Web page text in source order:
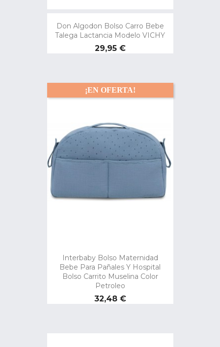
Don Algodon Bolso Carro Bebe
Talega Lactancia Modelo VICHY
Precio
29,95 €
Interbaby Bolso Maternidad
Bebe Para Pañales Y Hospital
Bolso Carrito Muselina Color
Petroleo
Precio
32,48 €
¡EN OFERTA!